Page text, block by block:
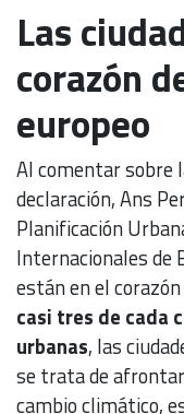
Las
corazón
europeo
Al comentar sobre
declaración, Ans
Planificación
Internacionales de
están en el
casi tres de cada
urbanas, las
se trata de
cambio climático,